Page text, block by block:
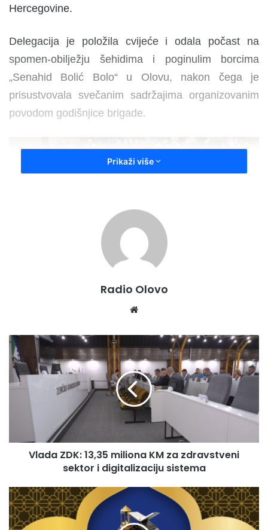
Hercegovine.
Delegacija je položila cvijeće i odala počast na
spomen-obilježju šehidima i poginulim borcima
„Senahid Bolić Bolo“ u Olovu, nakon čega je
prisustvovala svečanim sadržajima organizovanim
povodom godišnjice brigade.
Prikaži više
Radio Olovo
te
V
a
:
3
5
m
Vlada ZDK: 13,35 miliona KM za zdravstveni
sektor i digitalizaciju sistema
P
r
e